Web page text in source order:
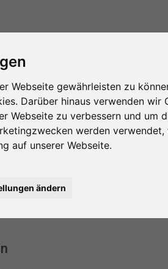
Webseite gewährleisten zu
Darüber hinaus verwenden wir
Webseite zu verbessern und um
werden
auf unserer Webseite.
ändern